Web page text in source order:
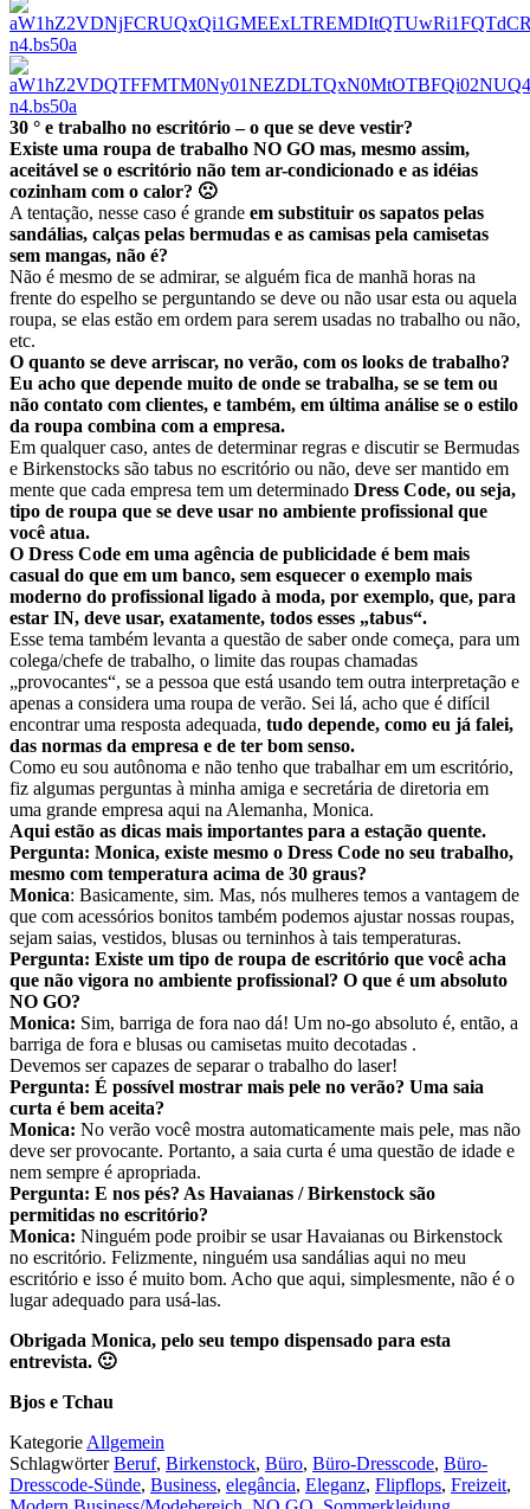
30 ° e trabalho no escritório – o que se deve vestir?
Existe uma roupa de trabalho NO GO mas, mesmo assim,
aceitável se o escritório não tem ar-condicionado e as idéias
cozinham com o calor? 🙁
A tentação, nesse caso é grande em substituir os sapatos pelas
sandálias, calças pelas bermudas e as camisas pela camisetas
sem mangas, não é?
Não é mesmo de se admirar, se alguém fica de manhã horas na
frente do espelho se perguntando se deve ou não usar esta ou aquela
roupa, se elas estão em ordem para serem usadas no trabalho ou não,
etc.
O quanto se deve arriscar, no verão, com os looks de trabalho?
Eu acho que depende muito de onde se trabalha, se se tem ou
não contato com clientes, e também, em última análise se o estilo
da roupa combina com a empresa.
Em qualquer caso, antes de determinar regras e discutir se Bermudas
e Birkenstocks são tabus no escritório ou não, deve ser mantido em
mente que cada empresa tem um determinado Dress Code, ou seja,
tipo de roupa que se deve usar no ambiente profissional que
você atua.
O Dress Code em uma agência de publicidade é bem mais
casual do que em um banco, sem esquecer o exemplo mais
moderno do profissional ligado à moda, por exemplo, que, para
estar IN, deve usar, exatamente, todos esses „tabus“.
Esse tema também levanta a questão de saber onde começa, para um
colega/chefe de trabalho, o limite das roupas chamadas
„provocantes“, se a pessoa que está usando tem outra interpretação e
apenas a considera uma roupa de verão. Sei lá, acho que é difícil
encontrar uma resposta adequada, tudo depende, como eu já falei,
das normas da empresa e de ter bom senso.
Como eu sou autônoma e não tenho que trabalhar em um escritório,
fiz algumas perguntas à minha amiga e secretária de diretoria em
uma grande empresa aqui na Alemanha, Monica.
Aqui estão as dicas mais importantes para a estação quente.
Pergunta: Monica, existe mesmo o Dress Code no seu trabalho,
mesmo com temperatura acima de 30 graus?
Monica: Basicamente, sim. Mas, nós mulheres temos a vantagem de
que com acessórios bonitos também podemos ajustar nossas roupas,
sejam saias, vestidos, blusas ou terninhos à tais temperaturas.
Pergunta: Existe um tipo de roupa de escritório que você acha
que não vigora no ambiente profissional? O que é um absoluto
NO GO?
Monica: Sim, barriga de fora nao dá! Um no-go absoluto é, então, a
barriga de fora e blusas ou camisetas muito decotadas .
Devemos ser capazes de separar o trabalho do laser!
Pergunta: É possível mostrar mais pele no verão? Uma saia
curta é bem aceita?
Monica: No verão você mostra automaticamente mais pele, mas não
deve ser provocante. Portanto, a saia curta é uma questão de idade e
nem sempre é apropriada.
Pergunta: E nos pés? As Havaianas / Birkenstock são
permitidas no escritório?
Monica: Ninguém pode proibir se usar Havaianas ou Birkenstock
no escritório. Felizmente, ninguém usa sandálias aqui no meu
escritório e isso é muito bom. Acho que aqui, simplesmente, não é o
lugar adequado para usá-las.
Obrigada Monica, pelo seu tempo dispensado para esta
entrevista. 🙂
Bjos e Tchau
KategorieAllgemein
SchlagwörterBeruf, Birkenstock, Büro, Büro-Dresscode, Büro-
Dresscode-Sünde, Business, elegância, Eleganz, Flipflops, Freizeit,